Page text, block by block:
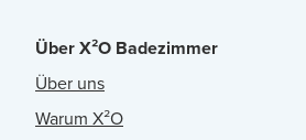
Über X²O Badezimmer
Über uns
Warum X²O